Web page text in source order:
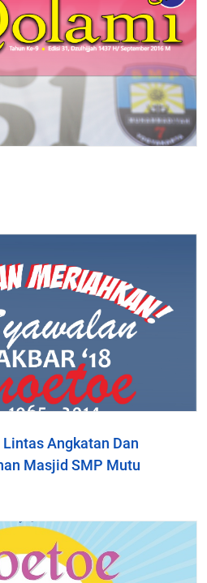
Angkatan Dan
Masjid SMP Mutu